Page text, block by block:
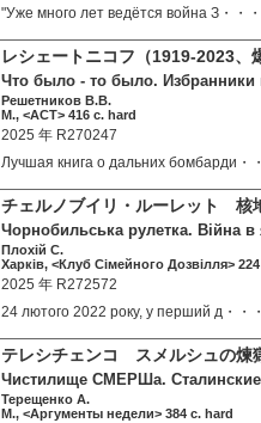
"Уже много лет ведётся война З・・・
レシェートニコフ（1919-2023
Что было - то было.
Решетников В.В.
М., <АСТ> 416 c. hard
2025 年 R270247
Лучшая книга о дальних бомбарди・
チェルノブイリ・ルーレット
Чорнобильська рулетка. Війна
Плохій C.
Харків, <Клуб Сімейного Дозвілля>
2025 年 R272572
24 лютого 2022 року, у перший д・・・
テレシチェンコ スメルシュの
Чистилище СМЕРШа.
Терещенко А.
М., <Аргументы недели> 384 c. hard